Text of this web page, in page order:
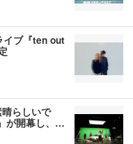
イブ『ten out
らしいで
が開幕し、…